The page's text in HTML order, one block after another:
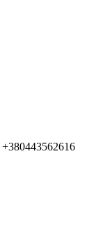
+380443562616